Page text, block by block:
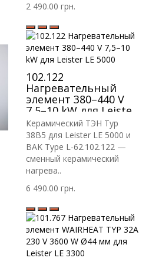
2 490.00 грн.
102.122
Нагревательный
элемент 380–440 V
7,5–10 kW для Leister
LE 5000
Керамический ТЭН Typ
38B5 для Leister LE 5000 и
BAK Type L-62.102.122 —
сменный керамический
нагрева..
6 490.00 грн.